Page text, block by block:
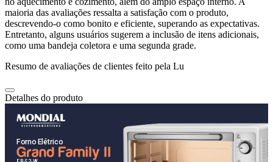
maioria das avaliações ressalta a satisfação com o produto,
descrevendo-o como bonito e eficiente, superando as expectativas.
Entretanto, alguns usuários sugerem a inclusão de itens adicionais,
como uma bandeja coletora e uma segunda grade.
Resumo de avaliações de clientes feito pela Lu
Detalhes do produto